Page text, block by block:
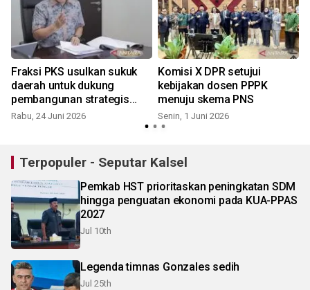
Fraksi PKS usulkan sukuk
daerah untuk dukung
pembangunan strategis
Kalsel
Rabu, 24 Juni 2026
Komisi X DPR setujui
kebijakan dosen PPPK
menuju skema PNS
Senin, 1 Juni 2026
Terpopuler - Seputar Kalsel
Pemkab HST prioritaskan peningkatan SDM
hingga penguatan ekonomi pada KUA-PPAS
2027
Jul 10th
Legenda timnas Gonzales sedih
Jul 25th